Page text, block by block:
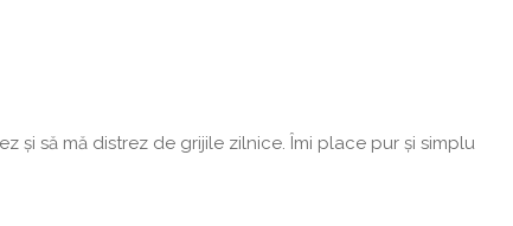
și să mă distrez de grijile zilnice. Îmi place pur și simplu